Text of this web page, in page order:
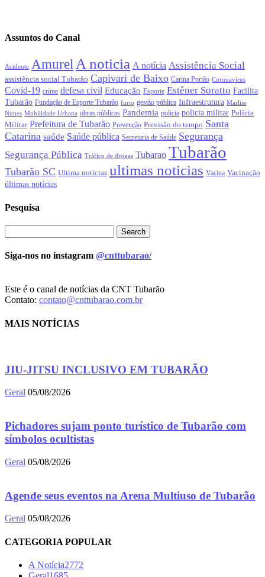
Assuntos do Canal
Acidente Amurel A noticia A notícia Assistência Social
assistência social Tubarão Capivari de Baixo Carina Portão Coronavírus
Covid-19 crime defesa civil Educação Esporte Estêner Soratto Facilita
Tubarão Fundação de Esporte Tubarão furto gestão pública Infraestrutura Marlise
Nunes Mobilidade Urbana obras públicas Pandemia policia policia militar Polícia
Militar Prefeitura de Tubarão Prevenção Previsão do tempo Santa
Catarina saúde Saúde pública Secretaria de Saúde Segurança
Segurança Pública Tráfico de drogas Tubarao Tubarão
Tubarão SC Ultima notícias ultimas noticias Vacina Vacinação
últimas notícias
Pesquisa
Siga-nos no instagram @cnttubarao/
Este é o canal de notícias da CNT Tubarão
Contato: contato@cnttubarao.com.br
MAIS NOTÍCIAS
JIU-JITSU INCLUSIVO EM TUBARÃO
Geral 05/08/2026
Pichadores sujam ponto turístico de Tubarão com
símbolos ocultistas
Geral 05/08/2026
Agende seus eventos na Arena Multiuso de Tubarão
Geral 05/08/2026
CATEGORIA POPULAR
A Notícia2772